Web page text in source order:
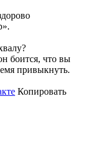
боится, что вы
привыкнуть.
Копировать